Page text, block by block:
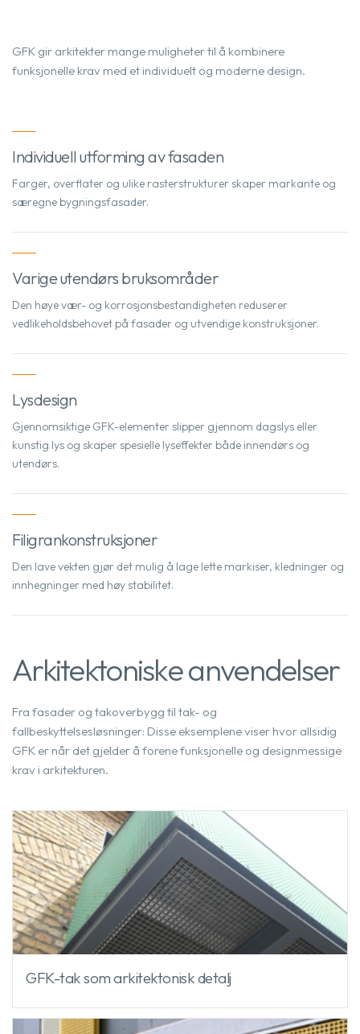
GFK gir arkitekter mange muligheter til å kombinere
funksjonelle krav med et individuelt og moderne design.
Individuell utforming av fasaden
Farger, overflater og ulike rasterstrukturer skaper markante og
særegne bygningsfasader.
Varige utendørs bruksområder
Den høye vær- og korrosjonsbestandigheten reduserer
vedlikeholdsbehovet på fasader og utvendige konstruksjoner.
Lysdesign
Gjennomsiktige GFK-elementer slipper gjennom dagslys eller
kunstig lys og skaper spesielle lyseffekter både innendørs og
utendørs.
Filigrankonstruksjoner
Den lave vekten gjør det mulig å lage lette markiser, kledninger og
innhegninger med høy stabilitet.
Arkitektoniske anvendelser
Fra fasader og takoverbygg til tak- og
fallbeskyttelsesløsninger: Disse eksemplene viser hvor allsidig
GFK er når det gjelder å forene funksjonelle og designmessige
krav i arkitekturen.
GFK-tak som arkitektonisk detalj